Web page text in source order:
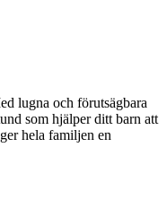
lugna och förutsägbara
som hjälper ditt barn att
hela familjen en